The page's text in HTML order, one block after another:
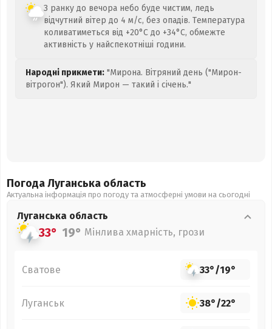
З ранку до вечора небо буде чистим, ледь
відчутний вітер до 4 м/с, без опадів. Температура
коливатиметься від +20°C до +34°C, обмежте
активність у найспекотніші години.
Народні прикмети: "Мирона. Вітряний день ("Мирон-
вітрогон"). Який Мирон — такий і січень."
Погода Луганська область
Актуальна інформація про погоду та атмосферні умови на сьогодні
Луганська область
33° 19° Мінлива хмарність, грози
Сватове 33°/19°
Луганськ 38°/22°